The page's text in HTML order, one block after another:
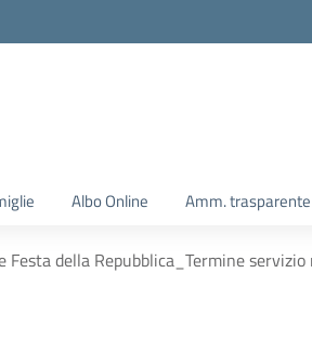
Albo Online Amm. trasparente
della Repubblica_Termine